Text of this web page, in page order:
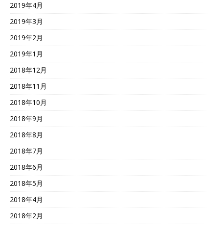
2019年4月
2019年3月
2019年2月
2019年1月
2018年12月
2018年11月
2018年10月
2018年9月
2018年8月
2018年7月
2018年6月
2018年5月
2018年4月
2018年2月